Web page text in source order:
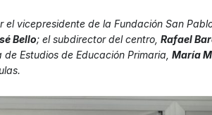
el vicepresidente de la Fundación San
Bello; el subdirector del centro, Rafael
de Estudios de Educación Primaria, María